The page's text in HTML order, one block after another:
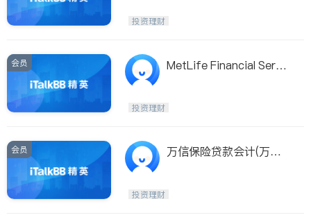
投资理财
会员
MetLife Financial Servic
投资理财
会员
万信保险贷款会计(万信
投资理财